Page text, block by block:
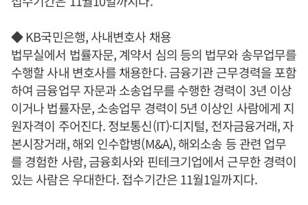
◆ KB국민은행, 사내변호사 채용
법무실에서 법률자문, 계약서 심의 등의 법무와 송무업무를
수행할 사내 변호사를 채용한다. 금융기관 근무경력을 포함
하여 금융업무 자문과 소송업무를 수행한 경력이 3년 이상
이거나 법률자문, 소송업무 경력이 5년 이상인 사람에게 지
원자격이 주어진다. 정보통신(IT)·디지털, 전자금융거래, 자
본시장거래, 해외 인수합병(M&A), 해외소송 등 관련 업무
를 경험한 사람, 금융회사와 핀테크기업에서 근무한 경력이
있는 사람은 우대한다. 접수기간은 11월1일까지다.